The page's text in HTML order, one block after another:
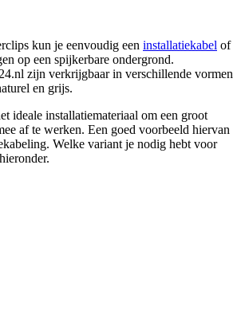
kun je eenvoudig een installatiekabel of
op een spijkerbare ondergrond.
zijn verkrijgbaar in verschillende vormen
en grijs.
ideale installatiemateriaal om een groot
af te werken. Een goed voorbeeld hiervan
Welke variant je nodig hebt voor